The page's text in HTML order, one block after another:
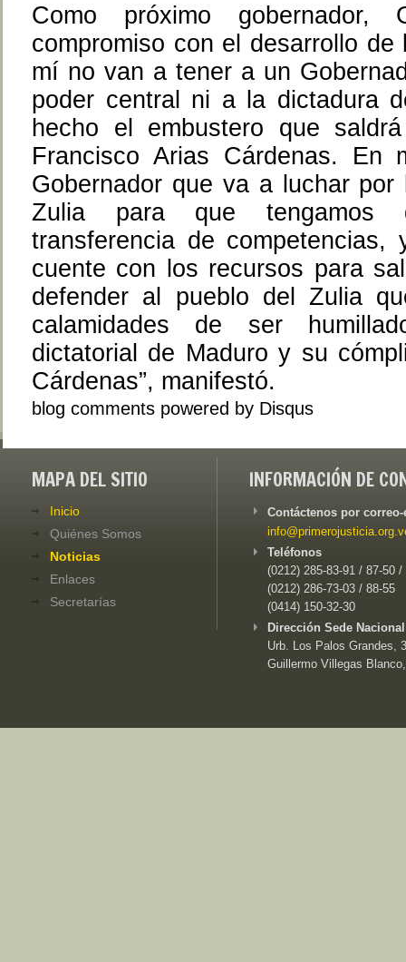
Como próximo gobernador,
compromiso con el desarrollo de
mí no van a tener a un
poder central ni a la dictadura
hecho el embustero que
Francisco Arias Cárdenas. En
Gobernador que va a luchar por
Zulia para que tengamos
transferencia de
cuente con los recursos para
defender al pueblo del Zulia
calamidades de ser
dictatorial de Maduro y su
Cárdenas”, manifestó.
blog comments powered by Disqus
MAPA DEL SITIO
Inicio
Quiénes Somos
Noticias
Enlaces
Secretarías
INFORMACIÓN DE
Contáctenos por
Teléfonos
(0212) 285-83-91 / 87-50 /
(0212) 286-73-03 / 88-55
(0414) 150-32-30
Dirección Sede
Urb. Los Palos Grandes,
Guillermo Villegas